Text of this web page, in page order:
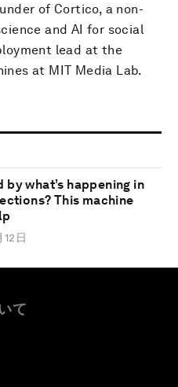
of Cortico, a non-
and AI for social
lead at the
at MIT Media Lab.
by what’s happening in
This machine
日
て